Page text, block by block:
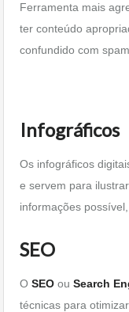
Ferramenta mais
ter conteúdo
confundido com spam.
Infográficos
Os infográficos
e servem para
informações
SEO
O SEO ou Search
técnicas para